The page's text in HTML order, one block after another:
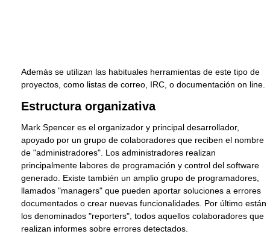
Además se utilizan las habituales herramientas de este tipo de
proyectos, como listas de correo, IRC, o documentación on line.
Estructura organizativa
Mark Spencer es el organizador y principal desarrollador,
apoyado por un grupo de colaboradores que reciben el nombre
de "administradores". Los administradores realizan
principalmente labores de programación y control del software
generado. Existe también un amplio grupo de programadores,
llamados "managers" que pueden aportar soluciones a errores
documentados o crear nuevas funcionalidades. Por último están
los denominados "reporters", todos aquellos colaboradores que
realizan informes sobre errores detectados.